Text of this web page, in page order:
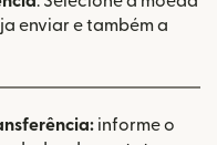
enviar e também a
informe o